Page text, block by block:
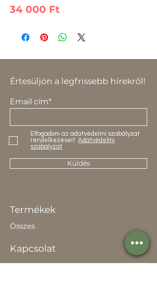
34 000 Ft
Értesüljön a legfrissebb hírekről!
Email cím*
Elfogadom az adatvédelmi szabályzat
rendelkezéseit. Adatvédelmi
szabályzat
Küldés
Termékek
Összes
Kapcsolat
Elérhetőség